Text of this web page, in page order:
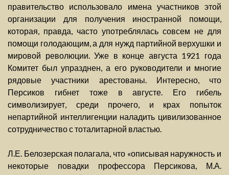
правительство использовало имена участников этой
организации для получения иностранной помощи,
которая, правда, часто употреблялась совсем не для
помощи голодающим, а для нужд партийной верхушки и
мировой революции. Уже в конце августа 1921 года
Комитет был упразднен, а его руководители и многие
рядовые участники арестованы. Интересно, что
Персиков гибнет тоже в августе. Его гибель
символизирует, среди прочего, и крах попыток
непартийной интеллигенции наладить цивилизованное
сотрудничество с тоталитарной властью.
Л.Е. Белозерская полагала, что «описывая наружность и
некоторые повадки профессора Персикова, М.А.